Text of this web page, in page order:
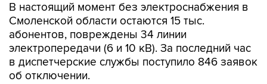
В настоящий момент без электроснабжения в
Смоленской области остаются 15 тыс.
абонентов, повреждены 34 линии
электропередачи (6 и 10 кВ). За последний час
в диспетчерские службы поступило 846 заявок
об отключении.